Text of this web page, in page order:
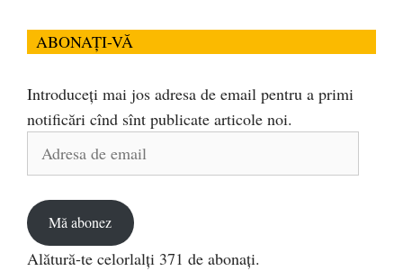
ABONAȚI-VĂ
Introduceți mai jos adresa de email pentru a primi
notificări cînd sînt publicate articole noi.
Mă abonez
Alătură-te celorlalți 371 de abonați.